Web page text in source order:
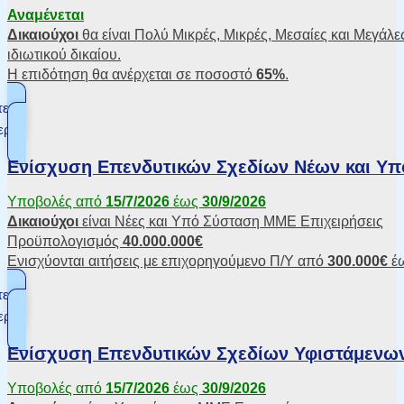
Αναμένεται
Δικαιούχοι θα είναι Πολύ Μικρές, Μικρές, Μεσαίες και
ιδιωτικού δικαίου.
Η επιδότηση θα ανέρχεται σε ποσοστό 65%.
Ενίσχυση Επενδυτικών Σχεδίων Νέων και
Υποβολές από 15/7/2026 έως 30/9/2026
Δικαιούχοι είναι Νέες και Υπό Σύσταση ΜΜΕ Επιχειρήσεις
Προϋπολογισμός 40.000.000€
Ενισχύονται αιτήσεις με επιχορηγούμενο Π/Υ από 300.000€
Ενίσχυση Επενδυτικών Σχεδίων
Υποβολές από 15/7/2026 έως 30/9/2026